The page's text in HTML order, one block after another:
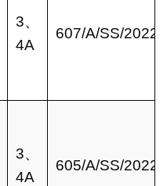
3、
4A
607/A/SS/2022
3、
4A
605/A/SS/2022